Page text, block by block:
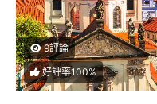
9評論
好評率100%